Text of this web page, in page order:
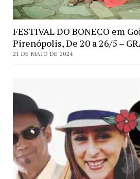
FESTIVAL DO BONECO em
Pirenópolis, De 20 a 26/5 –
21 DE MAIO DE 2024